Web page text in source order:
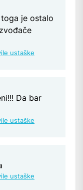
je ostalo
ustaške
Da bar
ustaške
ustaške